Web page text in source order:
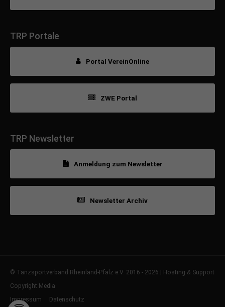
TRP Portale
Portal VereinOnline
ZWE Portal
TRP Newsletter
Anmeldung zum Newsletter
Newsletter Archiv
© Tanzsportverband Rheinland-Pfalz e.V. 2016 - 2026 | Hosting & Support
Copyright Media
Impressum
Datenschutz